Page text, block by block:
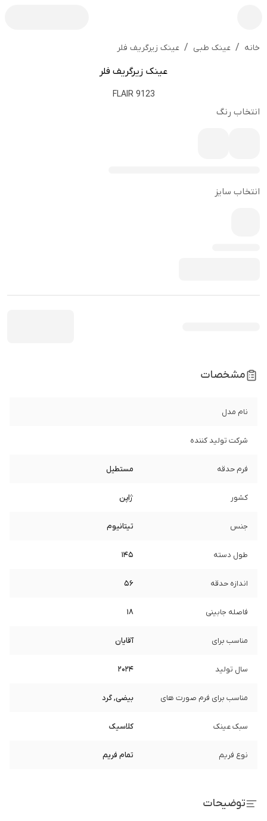
خانه / عینک طبی / عینک زیرگریف فلر
عینک زیرگریف فلر
FLAIR 9123
انتخاب رنگ
انتخاب سایز
مشخصات
نام مدل
شرکت تولید کننده
فرم حدقه مستطیل
کشور ژاپن
جنس تیتانیوم
طول دسته 145
اندازه حدقه 56
فاصله جابینی 18
مناسب برای آقایان
سال تولید 2024
مناسب برای فرم صورت های بیضی, گرد
سبک عینک کلاسیک
نوع فریم تمام فریم
توضیحات